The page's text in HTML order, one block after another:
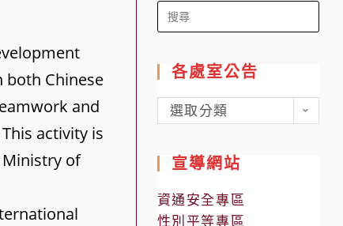
both Chinese
and
activity is
Ministry of
Search
for:
各處室公告
各
處
公
告
選取分類
宣導網站
資通安全專區
性別平等專區